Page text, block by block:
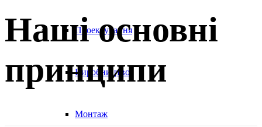
Проектування
Виробництво
Монтаж
Наші основні
принципи